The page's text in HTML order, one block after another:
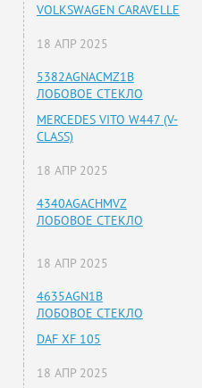
VOLKSWAGEN CARAVELLE
18 АПР 2025
5382AGNACMZ1B
ЛОБОВОЕ СТЕКЛО
MERCEDES VITO W447 (V-
CLASS)
18 АПР 2025
4340AGACHMVZ
ЛОБОВОЕ СТЕКЛО
18 АПР 2025
4635AGN1B
ЛОБОВОЕ СТЕКЛО
DAF XF 105
18 АПР 2025